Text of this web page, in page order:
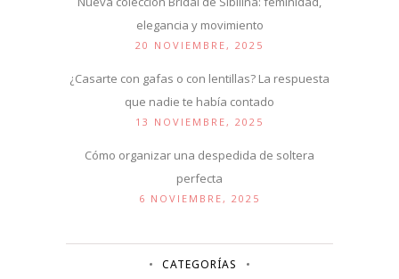
elegancia y movimiento
20 NOVIEMBRE, 2025
¿Casarte con gafas o con lentillas? La respuesta
que nadie te había contado
13 NOVIEMBRE, 2025
Cómo organizar una despedida de soltera
perfecta
6 NOVIEMBRE, 2025
CATEGORÍAS